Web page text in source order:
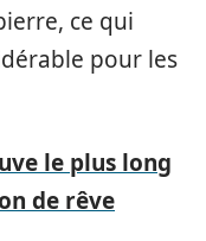
ce qui
pour les
le plus long
de rêve